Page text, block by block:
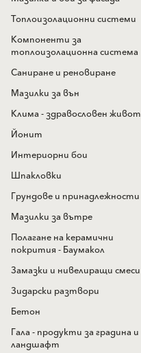
Топлоизолационни системи
Компоненти за
топлоизолационна система
Саниране и реновиране
Мазилки за вън
Клима - здравословен живот
Йонит
Интериорни бои
Шпакловки
Грундове и принадлежности
Мазилки за вътре
Полагане на керамични
покрития - Баумакол
Замазки и нивелиращи смеси
Зидарски разтвори
Бетон
Гала - продукти за градина и
ландшафт